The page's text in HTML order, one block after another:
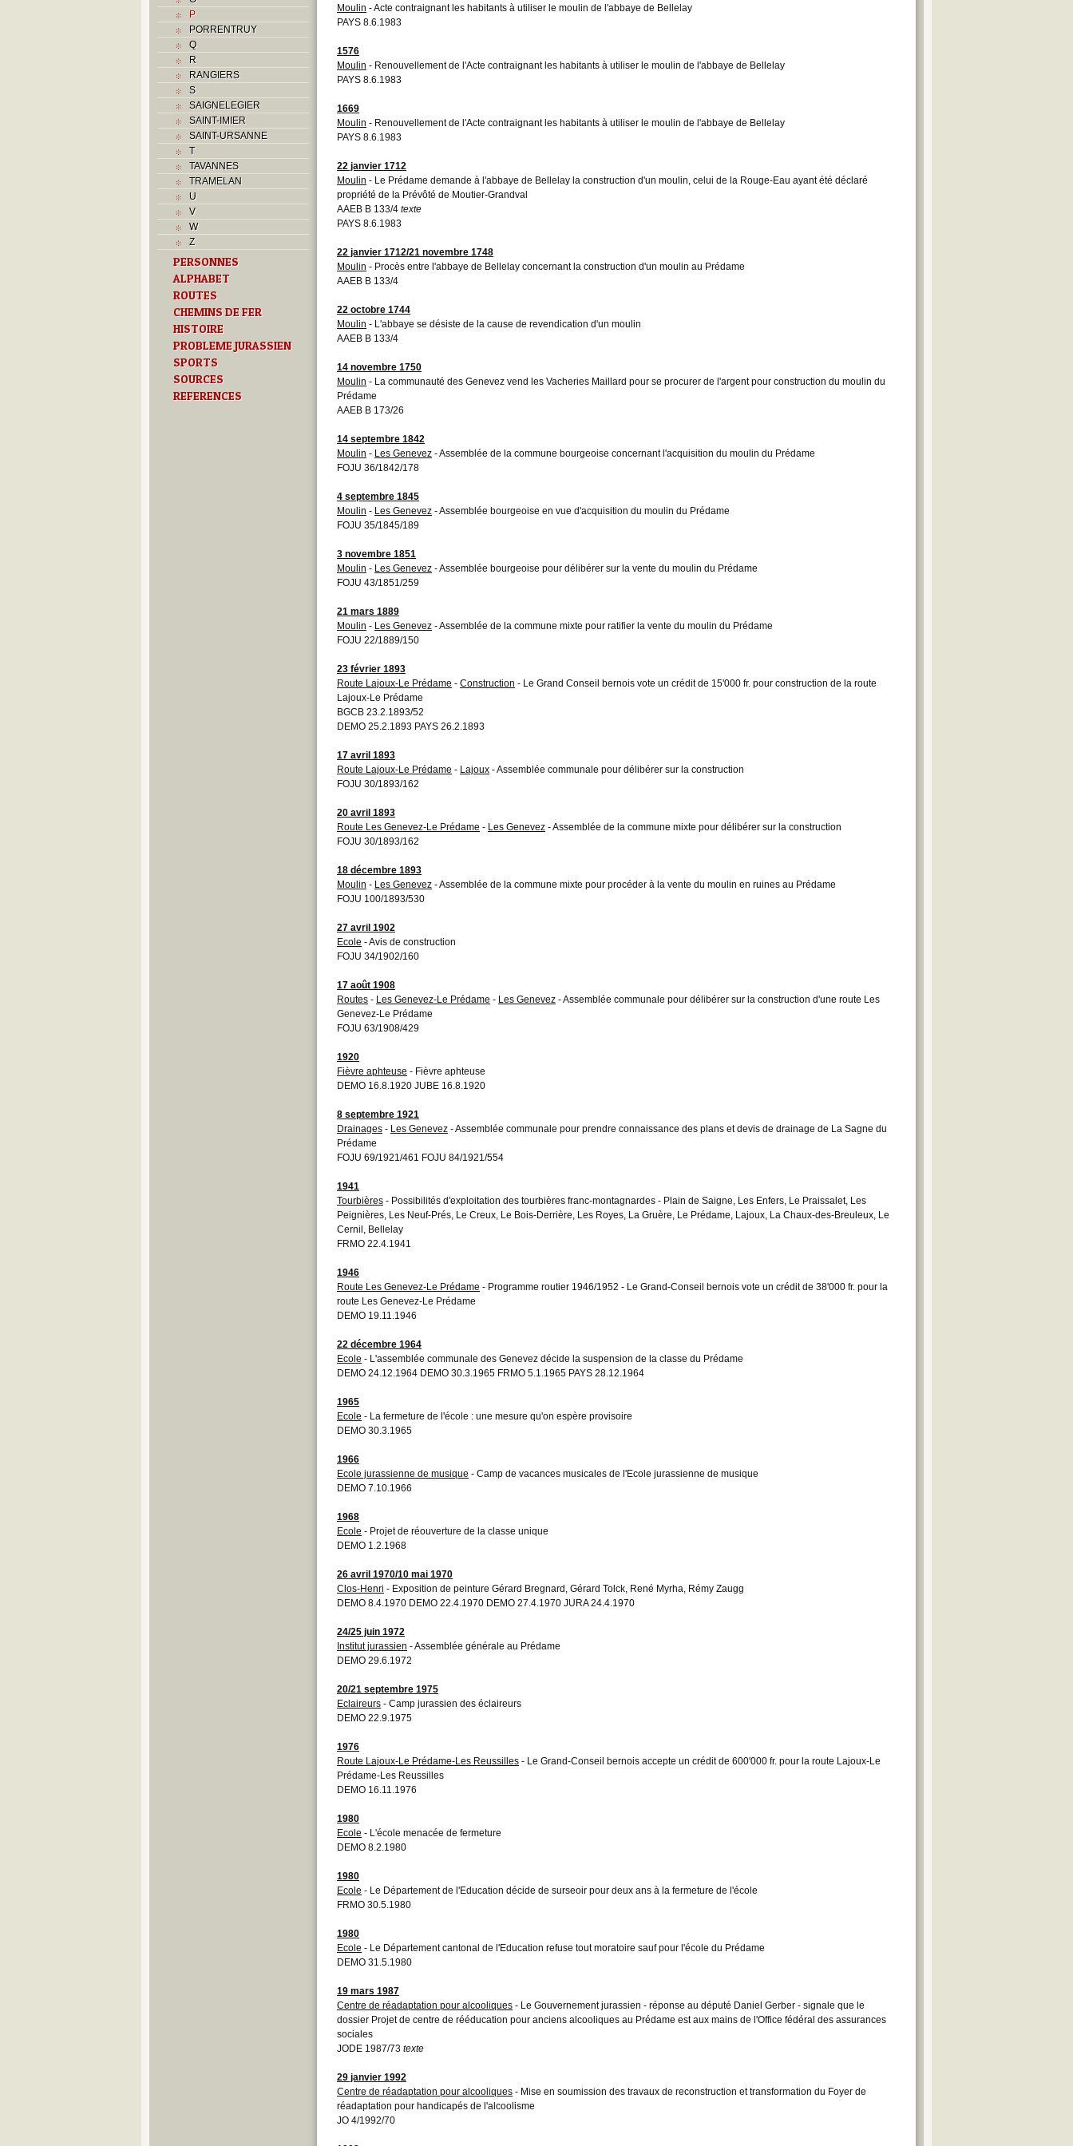
P
PORRENTRUY
Q
R
RANGIERS
S
SAIGNELEGIER
SAINT-IMIER
SAINT-URSANNE
T
TAVANNES
TRAMELAN
U
V
W
Z
PERSONNES
ALPHABET
ROUTES
CHEMINS DE FER
HISTOIRE
PROBLEME JURASSIEN
SPORTS
SOURCES
REFERENCES
Moulin - Acte contraignant les habitants à utiliser le moulin de l'abbaye de Bellelay
PAYS 8.6.1983
1576
Moulin - Renouvellement de l'Acte contraignant les habitants à utiliser le moulin de l'abbaye de Bellelay
PAYS 8.6.1983
1669
Moulin - Renouvellement de l'Acte contraignant les habitants à utiliser le moulin de l'abbaye de Bellelay
PAYS 8.6.1983
22 janvier 1712
Moulin - Le Prédame demande à l'abbaye de Bellelay la construction d'un moulin, celui de la Rouge-Eau ayant été déclaré
propriété de la Prévôté de Moutier-Grandval
AAEB B 133/4 texte
PAYS 8.6.1983
22 janvier 1712/21 novembre 1748
Moulin - Procès entre l'abbaye de Bellelay concernant la construction d'un moulin au Prédame
AAEB B 133/4
22 octobre 1744
Moulin - L'abbaye se désiste de la cause de revendication d'un moulin
AAEB B 133/4
14 novembre 1750
Moulin - La communauté des Genevez vend les Vacheries Maillard pour se procurer de l'argent pour construction du moulin du
Prédame
AAEB B 173/26
14 septembre 1842
Moulin - Les Genevez - Assemblée de la commune bourgeoise concernant l'acquisition du moulin du Prédame
FOJU 36/1842/178
4 septembre 1845
Moulin - Les Genevez - Assemblée bourgeoise en vue d'acquisition du moulin du Prédame
FOJU 35/1845/189
3 novembre 1851
Moulin - Les Genevez - Assemblée bourgeoise pour délibérer sur la vente du moulin du Prédame
FOJU 43/1851/259
21 mars 1889
Moulin - Les Genevez - Assemblée de la commune mixte pour ratifier la vente du moulin du Prédame
FOJU 22/1889/150
23 février 1893
Route Lajoux-Le Prédame - Construction - Le Grand Conseil bernois vote un crédit de 15'000 fr. pour construction de la route
Lajoux-Le Prédame
BGCB 23.2.1893/52
DEMO 25.2.1893 PAYS 26.2.1893
17 avril 1893
Route Lajoux-Le Prédame - Lajoux - Assemblée communale pour délibérer sur la construction
FOJU 30/1893/162
20 avril 1893
Route Les Genevez-Le Prédame - Les Genevez - Assemblée de la commune mixte pour délibérer sur la construction
FOJU 30/1893/162
18 décembre 1893
Moulin - Les Genevez - Assemblée de la commune mixte pour procéder à la vente du moulin en ruines au Prédame
FOJU 100/1893/530
27 avril 1902
Ecole - Avis de construction
FOJU 34/1902/160
17 août 1908
Routes - Les Genevez-Le Prédame - Les Genevez - Assemblée communale pour délibérer sur la construction d'une route Les
Genevez-Le Prédame
FOJU 63/1908/429
1920
Fièvre aphteuse - Fièvre aphteuse
DEMO 16.8.1920 JUBE 16.8.1920
8 septembre 1921
Drainages - Les Genevez - Assemblée communale pour prendre connaissance des plans et devis de drainage de La Sagne du
Prédame
FOJU 69/1921/461 FOJU 84/1921/554
1941
Tourbières - Possibilités d'exploitation des tourbières franc-montagnardes - Plain de Saigne, Les Enfers, Le Praissalet, Les
Peignières, Les Neuf-Prés, Le Creux, Le Bois-Derrière, Les Royes, La Gruère, Le Prédame, Lajoux, La Chaux-des-Breuleux, Le
Cernil, Bellelay
FRMO 22.4.1941
1946
Route Les Genevez-Le Prédame - Programme routier 1946/1952 - Le Grand-Conseil bernois vote un crédit de 38'000 fr. pour la
route Les Genevez-Le Prédame
DEMO 19.11.1946
22 décembre 1964
Ecole - L'assemblée communale des Genevez décide la suspension de la classe du Prédame
DEMO 24.12.1964 DEMO 30.3.1965 FRMO 5.1.1965 PAYS 28.12.1964
1965
Ecole - La fermeture de l'école : une mesure qu'on espère provisoire
DEMO 30.3.1965
1966
Ecole jurassienne de musique - Camp de vacances musicales de l'Ecole jurassienne de musique
DEMO 7.10.1966
1968
Ecole - Projet de réouverture de la classe unique
DEMO 1.2.1968
26 avril 1970/10 mai 1970
Clos-Henri - Exposition de peinture Gérard Bregnard, Gérard Tolck, René Myrha, Rémy Zaugg
DEMO 8.4.1970 DEMO 22.4.1970 DEMO 27.4.1970 JURA 24.4.1970
24/25 juin 1972
Institut jurassien - Assemblée générale au Prédame
DEMO 29.6.1972
20/21 septembre 1975
Eclaireurs - Camp jurassien des éclaireurs
DEMO 22.9.1975
1976
Route Lajoux-Le Prédame-Les Reussilles - Le Grand-Conseil bernois accepte un crédit de 600'000 fr. pour la route Lajoux-Le
Prédame-Les Reussilles
DEMO 16.11.1976
1980
Ecole - L'école menacée de fermeture
DEMO 8.2.1980
1980
Ecole - Le Département de l'Education décide de surseoir pour deux ans à la fermeture de l'école
FRMO 30.5.1980
1980
Ecole - Le Département cantonal de l'Education refuse tout moratoire sauf pour l'école du Prédame
DEMO 31.5.1980
19 mars 1987
Centre de réadaptation pour alcooliques - Le Gouvernement jurassien - réponse au député Daniel Gerber - signale que le
dossier Projet de centre de rééducation pour anciens alcooliques au Prédame est aux mains de l'Office fédéral des assurances
sociales
JODE 1987/73 texte
29 janvier 1992
Centre de réadaptation pour alcooliques - Mise en soumission des travaux de reconstruction et transformation du Foyer de
réadaptation pour handicapés de l'alcoolisme
JO 4/1992/70